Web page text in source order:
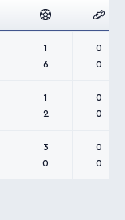
1
6
0
0
1
2
0
0
3
0
0
0